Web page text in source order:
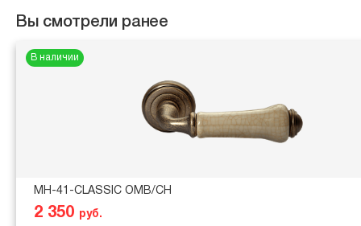
Вы смотрели ранее
В наличии
MH-41-CLASSIC OMB/CH
2 350 руб.